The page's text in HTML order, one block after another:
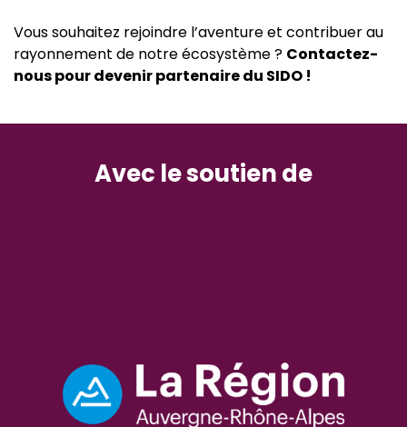
Vous souhaitez rejoindre l’aventure et contribuer au
rayonnement de notre écosystème ? Contactez-
nous pour devenir partenaire du SIDO !
Avec le soutien de